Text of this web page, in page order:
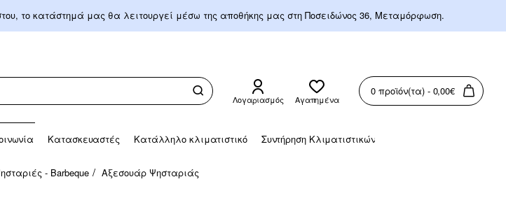
το κατάστημά μας θα λειτουργεί μέσω της αποθήκης μας στη Ποσειδώνος 36, Μεταμόρφωση.
Λογαριασμός Αγαπημένα
0 προϊόν(τα) - 0,00€
Κατασκευαστές Κατάλληλο κλιματιστικό Συντήρηση Κλιματιστικών
- Barbeque Αξεσουάρ Ψησταριάς